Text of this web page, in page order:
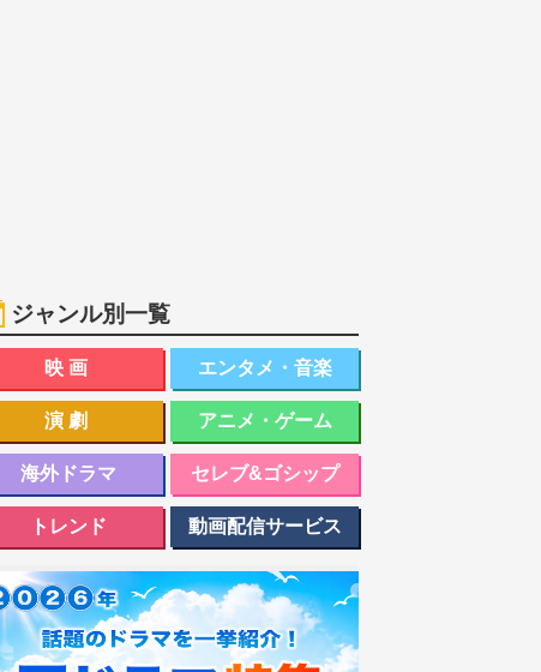
ジャンル別一覧
映画 エンタメ・音楽
演劇 アニメ・ゲーム
海外ドラマ セレブ&ゴシップ
トレンド 動画配信サービス